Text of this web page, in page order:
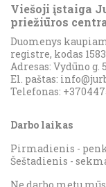
Viešoji įstaiga
priežiūros
Duomenys
registre, kodas
Adresas: Vydūno g.
El. paštas:
Telefonas:
Darbo laikas
Pirmadienis -
Šeštadienis -
Ne darbo metu